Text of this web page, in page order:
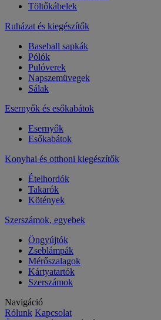
Töltőkábelek
Ruházat és kiegészítők
Baseball sapkák
Pólók
Pulóverek
Napszemüvegek
Sálak
Esernyők és esőkabátok
Esernyők
Esőkabátok
Konyhai és otthoni kiegészítők
Ételhordók
Takarók
Kötények
Szerszámok, egyebek
Öngyújtók
Zseblámpák
Mérőszalagok
Kártyatartók
Szerszámok
Navigáció
Rólunk Kapcsolat